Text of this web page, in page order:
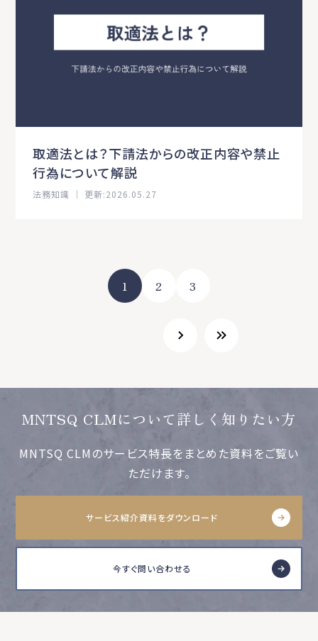
取適法とは？下請法からの改正内容や禁止
行為について解説
法務知識 ｜ 更新:2026.05.27
1 2 3
MNTSQ CLMについて詳しく知りたい方
MNTSQ CLMのサービス特長をまとめた資料をご覧い
ただけます。
サービス紹介資料をダウンロード
今すぐ問い合わせる